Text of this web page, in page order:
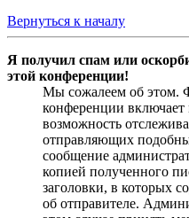
Вернуться к началу
Я получил спам или
этой конференции!
Мы сожалеем об этом.
конференции
возможность
отправляющих
сообщение
копией полученного
заголовки, в которых
об отправителе.